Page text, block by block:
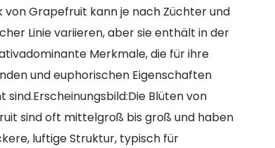
von Grapefruit kann je nach Züchter und
Linie variieren, aber sie enthält in der
Merkmale, die für ihre
und euphorischen Eigenschaften
sind.Erscheinungsbild:Die Blüten von
sind oft mittelgroß bis groß und haben
luftige Struktur, typisch für